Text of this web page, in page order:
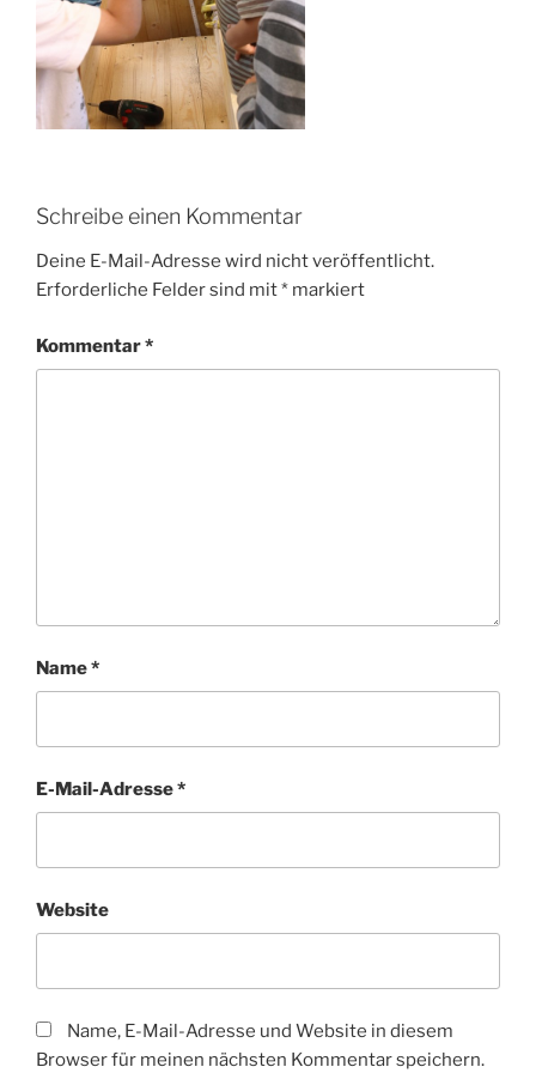
Schreibe einen Kommentar
Deine E-Mail-Adresse wird nicht veröffentlicht.
Erforderliche Felder sind mit* markiert
Kommentar*
Name*
E-Mail-Adresse*
Website
Name, E-Mail-Adresse und Website in diesem
Browser für meinen nächsten Kommentar speichern.